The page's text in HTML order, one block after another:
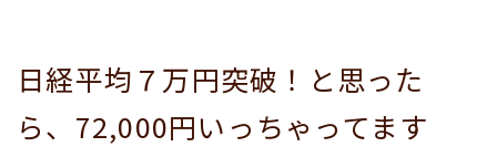
日経平均７万円突破！と思った
ら、72,000円いっちゃってます